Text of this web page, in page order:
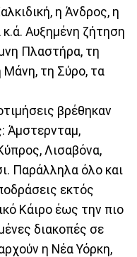
η Άνδρος, η
Αυξημένη ζήτηση
Πλαστήρα, τη
Μάνη, τη Σύρο, τα
βρέθηκαν
Άμστερνταμ,
Λισαβόνα,
Παράλληλα όλο και
εκτός
Κάιρο έως την πιο
διακοπές σε
η Νέα Υόρκη,